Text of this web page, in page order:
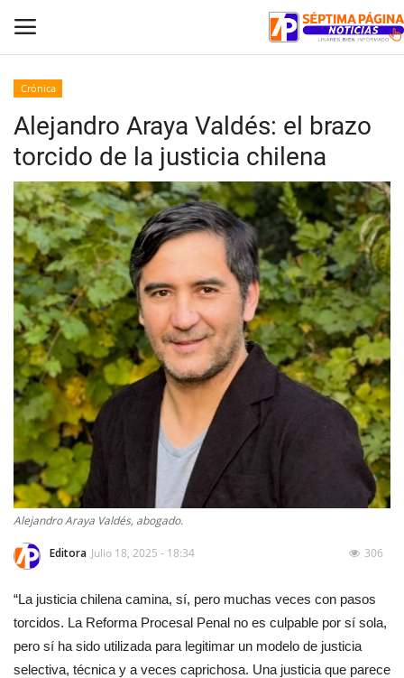
Inicio
Crónica
Policial
Tribunales
Deporte
Política
Espectáculos
Crónica
Alejandro Araya Valdés: el brazo
torcido de la justicia chilena
Alejandro Araya Valdés, abogado.
Editora Julio 18, 2025 - 18:34 306
“La justicia chilena camina, sí, pero muchas veces con pasos
torcidos. La Reforma Procesal Penal no es culpable por sí sola,
pero sí ha sido utilizada para legitimar un modelo de justicia
selectiva, técnica y a veces caprichosa. Una justicia que parece